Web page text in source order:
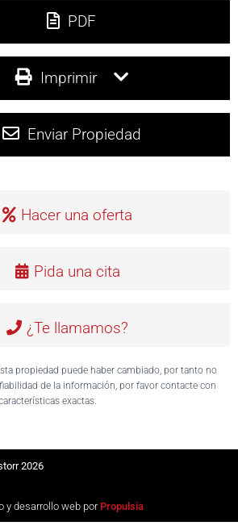
PDF
Imprimir
Enviar Propiedad
Hacer una oferta
Pida una cita
¿Te llamamos?
propiedad puede haber cambiado, por tanto no
de la información, por favor contacte con
exactas.
2026
y desarrollo web por Propulsia